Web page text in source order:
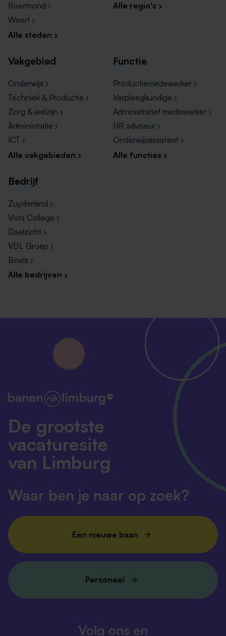
Roermond ›
Weert ›
Alle steden ›
Alle regio's ›
Vakgebied
Onderwijs ›
Techniek & Productie ›
Zorg & welzijn ›
Administratie ›
ICT ›
Alle vakgebieden ›
Functie
Productiemedewerker ›
Verpleegkundige ›
Administratief medewerker ›
HR adviseur ›
Onderwijsassistent ›
Alle functies ›
Bedrijf
Zuyderland ›
Vista College ›
Daelzicht ›
VDL Groep ›
Boels ›
Alle bedrijven ›
De grootste
vacaturesite
van Limburg
Waar ben je naar op zoek?
Een nieuwe baan
Personeel
Volg ons en